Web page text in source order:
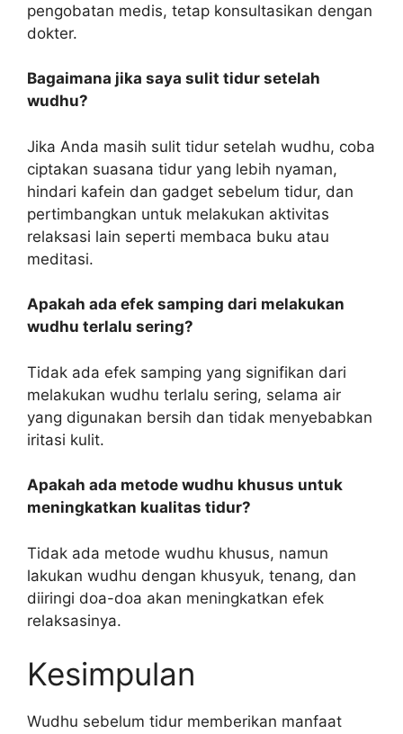
pengobatan medis, tetap konsultasikan dengan
dokter.
Bagaimana jika saya sulit tidur setelah
wudhu?
Jika Anda masih sulit tidur setelah wudhu, coba
ciptakan suasana tidur yang lebih nyaman,
hindari kafein dan gadget sebelum tidur, dan
pertimbangkan untuk melakukan aktivitas
relaksasi lain seperti membaca buku atau
meditasi.
Apakah ada efek samping dari melakukan
wudhu terlalu sering?
Tidak ada efek samping yang signifikan dari
melakukan wudhu terlalu sering, selama air
yang digunakan bersih dan tidak menyebabkan
iritasi kulit.
Apakah ada metode wudhu khusus untuk
meningkatkan kualitas tidur?
Tidak ada metode wudhu khusus, namun
lakukan wudhu dengan khusyuk, tenang, dan
diiringi doa-doa akan meningkatkan efek
relaksasinya.
Kesimpulan
Wudhu sebelum tidur memberikan manfaat